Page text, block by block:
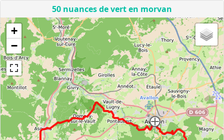
50 nuances de vert en morvan
+
−